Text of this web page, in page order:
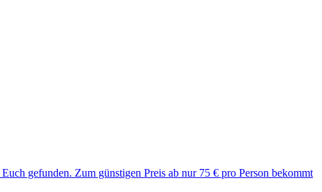
gefunden. Zum günstigen Preis ab nur 75 € pro Person bekommt